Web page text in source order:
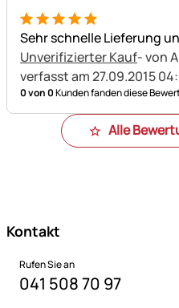
5 von 5
Sehr schnelle Lieferung
Unverifizierter Kauf- von
verfasst am 27.09.2015
0 von 0Kunden fanden diese
Alle
Kontakt
Rufen Sie an
041 508 70 97